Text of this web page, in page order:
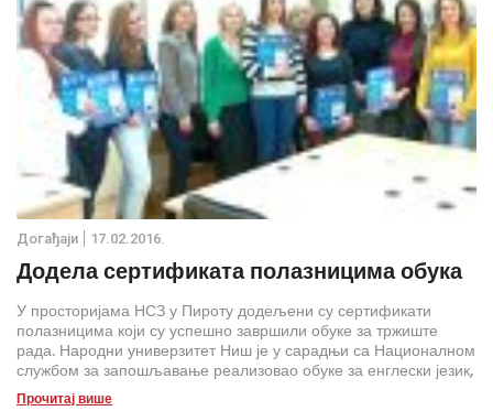
Дoгађаjи 17.02.2016.
Додела сертификата полазницима обука
У просторијама НСЗ у Пироту додељени су сертификати
полазницима који су успешно завршили обуке за тржиште
рада. Народни универзитет Ниш је у сарадњи са Националном
службом за запошљавање реализовао обуке за енглески језик,
оператере на ЦНЦ машинама, рецепционере и за собарице,
Прочитај више